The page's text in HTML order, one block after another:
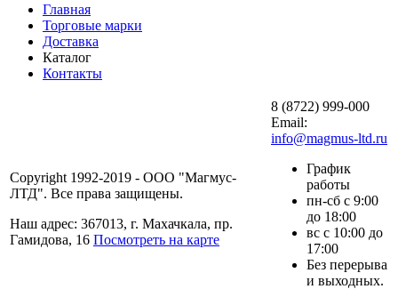
Главная
Торговые марки
Доставка
Каталог
Контакты
Copyright 1992-2019 - ООО "Магмус-
ЛТД". Все права защищены.
Наш адрес: 367013, г. Махачкала, пр.
Гамидова, 16 Посмотреть на карте
8 (8722) 999-000
Email:
info@magmus-ltd.ru
График
работы
пн-сб с 9:00
до 18:00
вс с 10:00 до
17:00
Без перерыва
и выходных.